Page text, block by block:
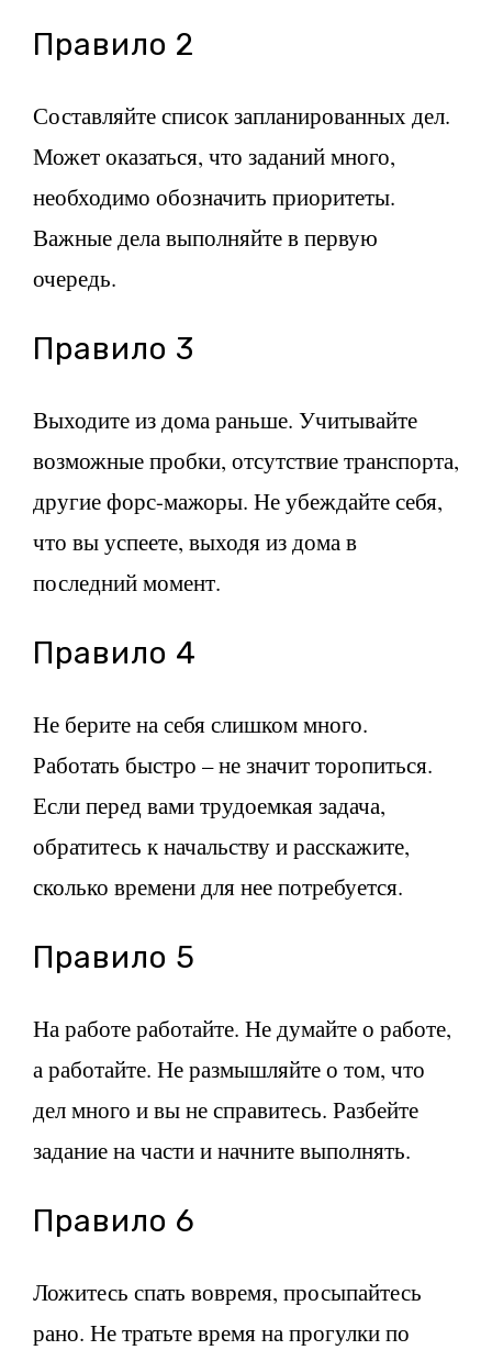
Правило 2
Составляйте список запланированных дел.
Может оказаться, что заданий много,
необходимо обозначить приоритеты.
Важные дела выполняйте в первую
очередь.
Правило 3
Выходите из дома раньше. Учитывайте
возможные пробки, отсутствие транспорта,
другие форс-мажоры. Не убеждайте себя,
что вы успеете, выходя из дома в
последний момент.
Правило 4
Не берите на себя слишком много.
Работать быстро – не значит торопиться.
Если перед вами трудоемкая задача,
обратитесь к начальству и расскажите,
сколько времени для нее потребуется.
Правило 5
На работе работайте. Не думайте о работе,
а работайте. Не размышляйте о том, что
дел много и вы не справитесь. Разбейте
задание на части и начните выполнять.
Правило 6
Ложитесь спать вовремя, просыпайтесь
рано. Не тратьте время на прогулки по